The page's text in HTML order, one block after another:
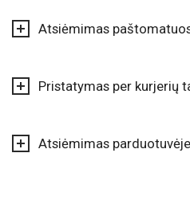
Atsiėmimas
Pristatymas per kurjerių
Atsiėmimas